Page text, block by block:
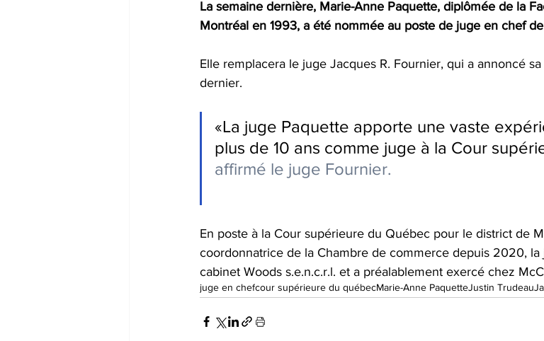
La semaine dernière, Marie-Anne Paquette, diplômée de la
Montréal en 1993, a été nommée au poste de juge en chef
Elle remplacera le juge Jacques R. Fournier, qui a annoncé
dernier.
«La juge Paquette apporte une vaste
plus de 10 ans comme juge à la Cour
affirmé le juge Fournier.
En poste à la Cour supérieure du Québec pour le district de
coordonnatrice de la Chambre de commerce depuis 2020, la
cabinet Woods s.e.n.c.r.l. et a préalablement exercé chez
juge en chefcour supérieure du québecMarie-Anne PaquetteJustin Trudeau